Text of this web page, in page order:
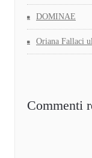
DOMINAE
Oriana Fallaci
Commenti